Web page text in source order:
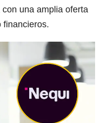
una amplia oferta
financieros.